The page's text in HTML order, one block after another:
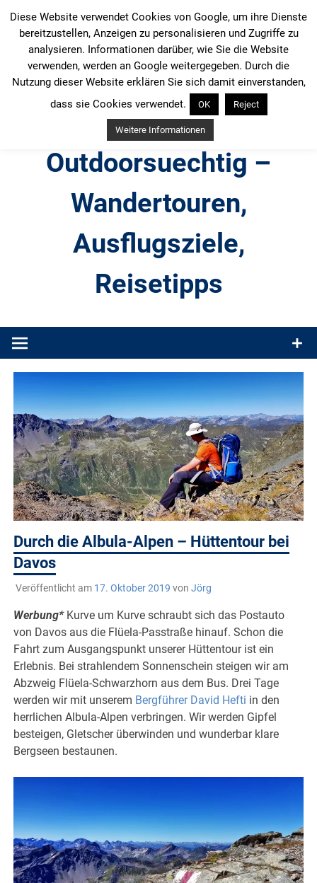
Inhalt
springen
Outdoorsuechtig –
Wandertouren,
Ausflugsziele,
Reisetipps
Produkttests und Buchrezensionen. Ein Blog für alle, die gern
Durch die Albula-Alpen – Hüttentour bei
Davos
Veröffentlicht am 17. Oktober 2019 von Jörg
Werbung*Kurve um Kurve schraubt sich das Postauto
von Davos aus die Flüela-Passtraße hinauf. Schon die
Fahrt zum Ausgangspunkt unserer Hüttentour ist ein
Erlebnis. Bei strahlendem Sonnenschein steigen wir am
Abzweig Flüela-Schwarzhorn aus dem Bus. Drei Tage
werden wir mit unserem Bergführer David Hefti in den
herrlichen Albula-Alpen verbringen. Wir werden Gipfel
besteigen, Gletscher überwinden und wunderbar klare
Bergseen bestaunen.
Diese Website verwendet Cookies von Google, um ihre Dienste
bereitzustellen, Anzeigen zu personalisieren und Zugriffe zu
analysieren. Informationen darüber, wie Sie die Website
verwenden, werden an Google weitergegeben. Durch die
Nutzung dieser Website erklären Sie sich damit einverstanden,
dass sie Cookies verwendet.
OK Reject
Weitere Informationen